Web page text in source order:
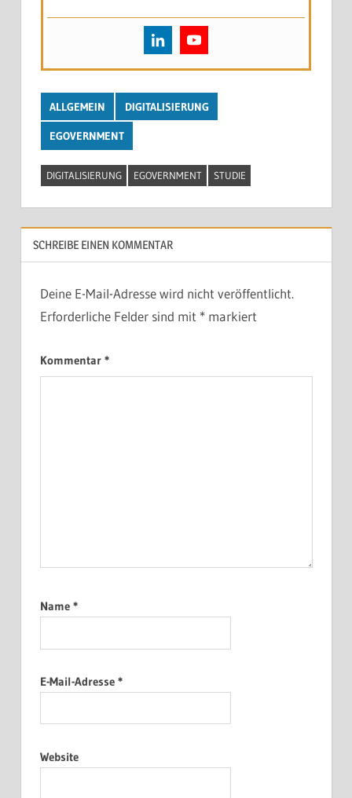
ALLGEMEIN DIGITALISIERUNG
EGOVERNMENT
DIGITALISIERUNG EGOVERNMENT STUDIE
SCHREIBE EINEN KOMMENTAR
Deine E-Mail-Adresse wird nicht veröffentlicht.
Erforderliche Felder sind mit *markiert
Kommentar *
Name *
E-Mail-Adresse *
Website